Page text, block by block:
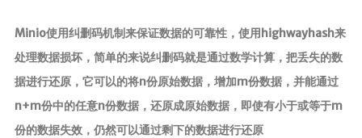
Minio使用纠删码机制来保证数据的可靠性，使用highwayhash来
处理数据损坏，简单的来说纠删码就是通过数学计算，把丢失的数
据进行还原，它可以的将n份原始数据，增加m份数据，并能通过
n+m份中的任意n份数据，还原成原始数据，即使有小于或等于m
份的数据失效，仍然可以通过剩下的数据进行还原